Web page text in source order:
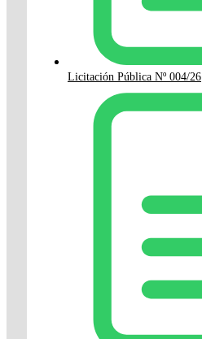
Licitación Pública Nº 004/26